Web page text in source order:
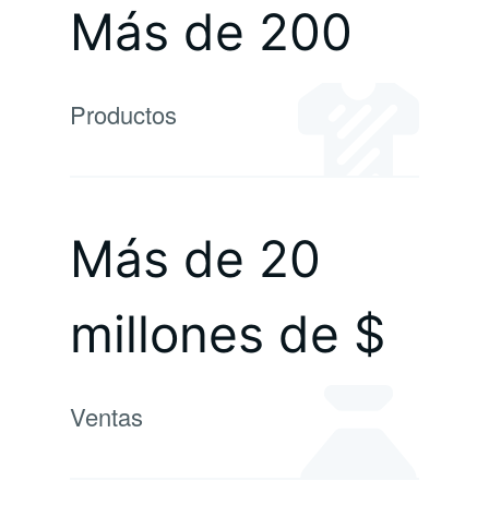
Más de 200
Productos
Más de 20
millones de $
Ventas